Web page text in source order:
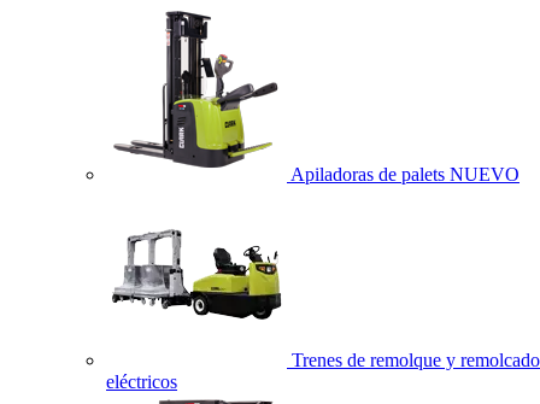
Apiladoras de palets NUEVO
Trenes de remolque y
eléctricos